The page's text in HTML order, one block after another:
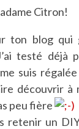
Citron!
ton blog qui
testé déjà
suis
découvrir à
peu fière
retenir un